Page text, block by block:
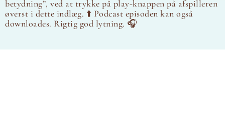
betydning”, ved at trykke på play-knappen på afspilleren
øverst i dette indlæg. ⬆️ Podcast episoden kan også
downloades. Rigtig god lytning. 🎧